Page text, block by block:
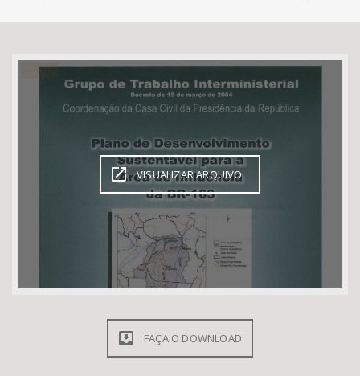
Bioma / Bacia
Tema
Área de Levantamento
VISUALIZAR ARQUIVO
FAÇA O DOWNLOAD